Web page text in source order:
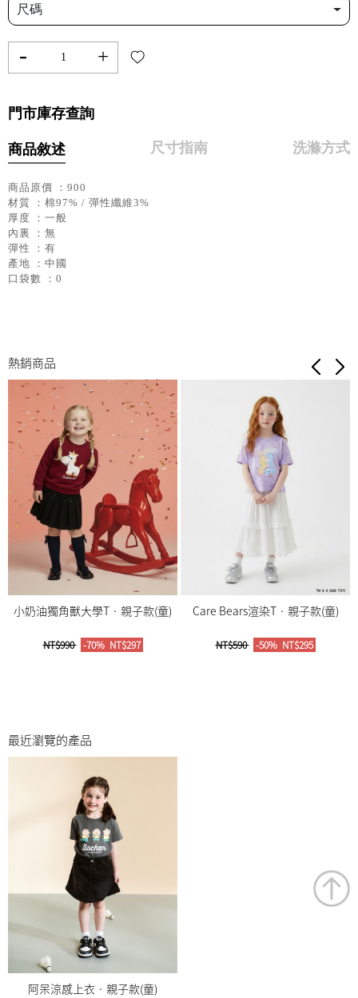
尺碼
- +
門市庫存查詢
商品敘述 尺寸指南 洗滌方式
商品原價 ：900
材質 ：棉97% / 彈性纖維3%
厚度 ：一般
內裏 ：無
彈性 ：有
產地 ：中國
口袋數 ：0
熱銷商品
小奶油獨角獸大學T‧親子款(童)
NT$990 -70% NT$297
Care Bears渲染T‧親子款(童)
NT$590 -50% NT$295
最近瀏覽的產品
阿呆涼感上衣‧親子款(童)